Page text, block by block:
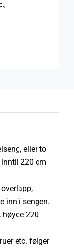
eller to
inntil 220 cm
inn i sengen.
høyde 220
etc. følger